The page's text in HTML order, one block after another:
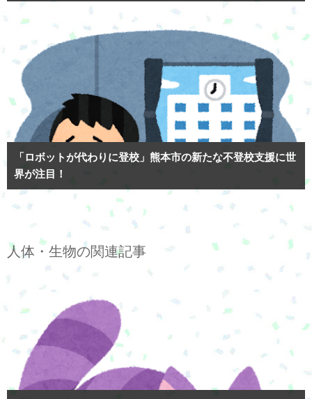
「ロボットが代わりに登校」熊本市の新たな不登校支援に世
界が注目！
人体・生物の関連記事